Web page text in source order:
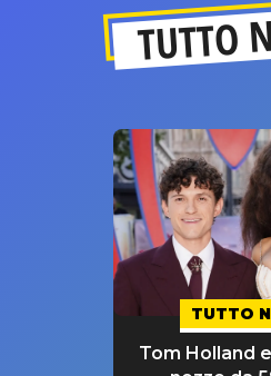
TUTTO
TUTTO
Tom Holland